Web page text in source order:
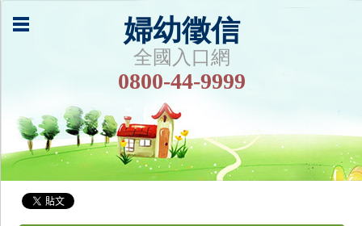
婦幼徵信
全國入口網
0800-44-9999